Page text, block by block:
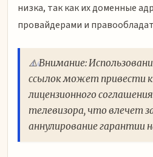
низка, так как их доменные
провайдерами и
⚠️ Внимание:
ссылок может привести
лицензионного
телевизора, что влечет
аннулирование гарантии